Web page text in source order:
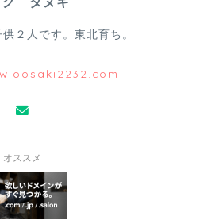
２人です。東北育ち。
オススメ